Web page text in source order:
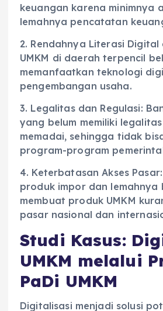
keuangan karena minimnya
lemahnya pencatatan
2. Rendahnya Literasi Digital
UMKM di daerah terpencil
memanfaatkan teknologi
pengembangan usaha.
3. Legalitas dan Regulasi:
yang belum memiliki
memadai, sehingga tidak
program-program
4. Keterbatasan Akses
produk impor dan lemahnya
membuat produk UMKM
pasar nasional dan
Studi Kasus:
UMKM melalui
PaDi UMKM
Digitalisasi menjadi solusi